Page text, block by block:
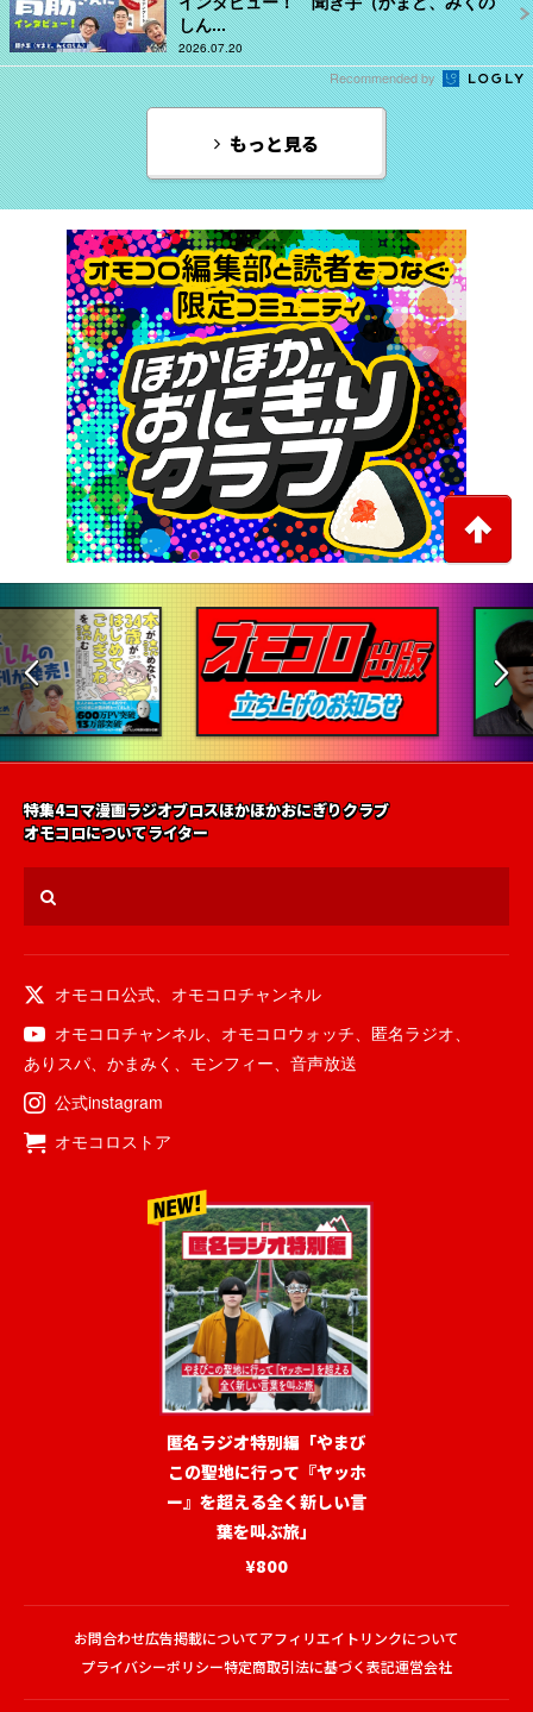
しん...
2026.07.20
Recommended by
もっと見る
特集4コマ漫画ラジオブロスほかほかおにぎりクラブ
オモコロについてライター
オモコロ公式、 オモコロチャンネル
オモコロチャンネル、 オモコロウォッチ、 匿名ラジオ、
ありスパ、 かまみく 、 モンフィー、 音声放送
公式instagram
オモコロストア
匿名ラジオ特別編「やまび
この聖地に行って『ヤッホ
ー』を超える全く新しい言
葉を叫ぶ旅」
¥800
お問合わせ広告掲載についてアフィリエイトリンクについて
プライバシーポリシー特定商取引法に基づく表記運営会社